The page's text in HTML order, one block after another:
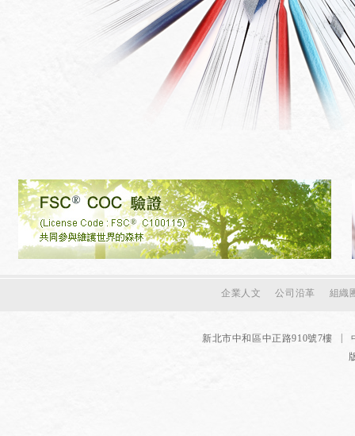
企業人文 公司沿革 組織
新北市中和區中正路910號7樓